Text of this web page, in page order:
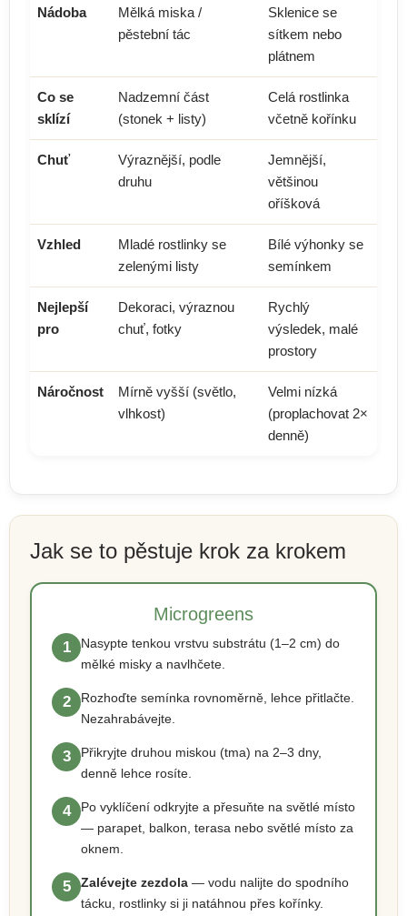
Nádoba
Mělká miska /
pěstební tác
Sklenice se
sítkem nebo
plátnem
Co se
sklízí
Nadzemní část
(stonek + listy)
Celá rostlinka
včetně kořínku
Chuť
Výraznější, podle
druhu
Jemnější,
většinou
oříšková
Vzhled
Mladé rostlinky se
zelenými listy
Bílé výhonky se
semínkem
Nejlepší
pro
Dekoraci, výraznou
chuť, fotky
Rychlý
výsledek, malé
prostory
Náročnost
Mírně vyšší (světlo,
vlhkost)
Velmi nízká
(proplachovat 2×
denně)
Jak se to pěstuje krok za krokem
Microgreens
1
Nasypte tenkou vrstvu substrátu (1–2 cm) do
mělké misky a navlhčete.
2
Rozhoďte semínka rovnoměrně, lehce přitlačte.
Nezahrabávejte.
3
Přikryjte druhou miskou (tma) na 2–3 dny,
denně lehce rosíte.
4
Po vyklíčení odkryjte a přesuňte na světlé místo
— parapet, balkon, terasa nebo světlé místo za
oknem.
5 Zalévejte zezdola — vodu nalijte do spodního
tácku, rostlinky si ji natáhnou přes kořínky.